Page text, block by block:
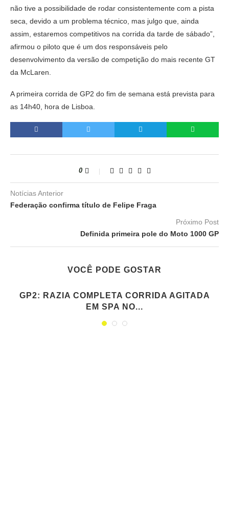
não tive a possibilidade de rodar consistentemente com a pista
seca, devido a um problema técnico, mas julgo que, ainda
assim, estaremos competitivos na corrida da tarde de sábado”,
afirmou o piloto que é um dos responsáveis pelo
desenvolvimento da versão de competição do mais recente GT
da McLaren.
A primeira corrida de GP2 do fim de semana está prevista para
as 14h40, hora de Lisboa.
0
Notícias Anterior
Federação confirma título de Felipe Fraga
Próximo Post
Definida primeira pole do Moto 1000 GP
VOCÊ PODE GOSTAR
GP2: RAZIA COMPLETA CORRIDA AGITADA
EM SPA NO...